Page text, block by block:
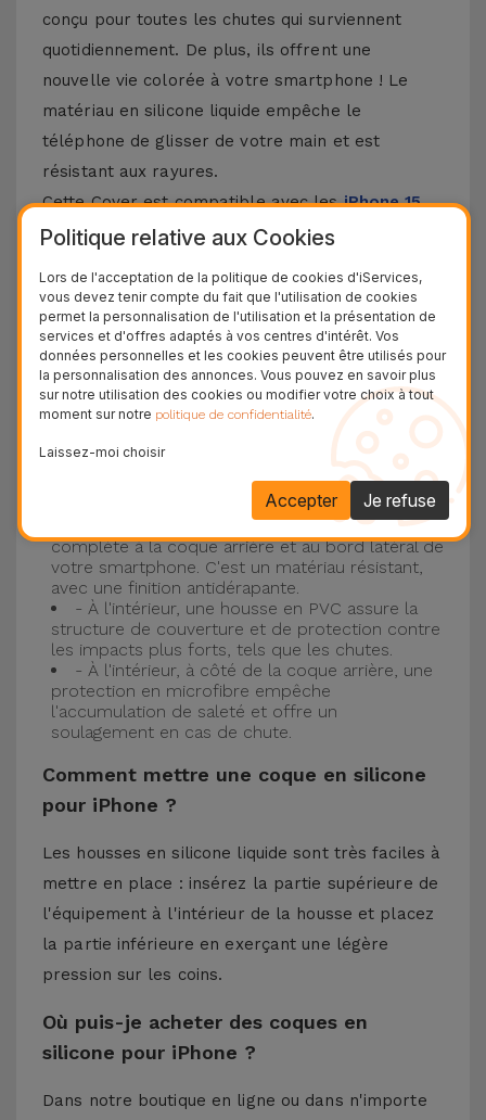
conçu pour toutes les chutes qui surviennent
quotidiennement. De plus, ils offrent une
nouvelle vie colorée à votre smartphone ! Le
matériau en silicone liquide empêche le
téléphone de glisser de votre main et est
résistant aux rayures.
Cette Cover est compatible avec lesiPhone 15,
14, 13, 12, entre autres, ainsi qu'avec le modèle le
Protection à 3 couches avec coques en
silicone
Nos coques en silicone pour iPhone ont une
construction robuste et de qualité, avec une
construction à trois couches, pour éviter au
maximum les accidents et les casses !
- Une première couche de silicone liquide
donne de la couleur et une couverture
complète à la coque arrière et au bord latéral de
votre smartphone. C'est un matériau résistant,
avec une finition antidérapante.
- À l'intérieur, une housse en PVC assure la
structure de couverture et de protection contre
les impacts plus forts, tels que les chutes.
- À l'intérieur, à côté de la coque arrière, une
protection en microfibre empêche
l'accumulation de saleté et offre un
soulagement en cas de chute.
Comment mettre une coque en silicone
pour iPhone ?
Les housses en silicone liquide sont très faciles à
mettre en place : insérez la partie supérieure de
l'équipement à l'intérieur de la housse et placez
la partie inférieure en exerçant une légère
pression sur les coins.
Où puis-je acheter des coques en
silicone pour iPhone ?
Dans notre boutique en ligne ou dans n'importe
Politique relative aux Cookies
Lors de l'acceptation de la politique de cookies d'iServices,
vous devez tenir compte du fait que l'utilisation de cookies
permet la personnalisation de l'utilisation et la présentation de
services et d'offres adaptés à vos centres d'intérêt. Vos
données personnelles et les cookies peuvent être utilisés pour
la personnalisation des annonces. Vous pouvez en savoir plus
sur notre utilisation des cookies ou modifier votre choix à tout
moment sur notre politique de confidentialité.
Laissez-moi choisir
Je refuse
Accepter